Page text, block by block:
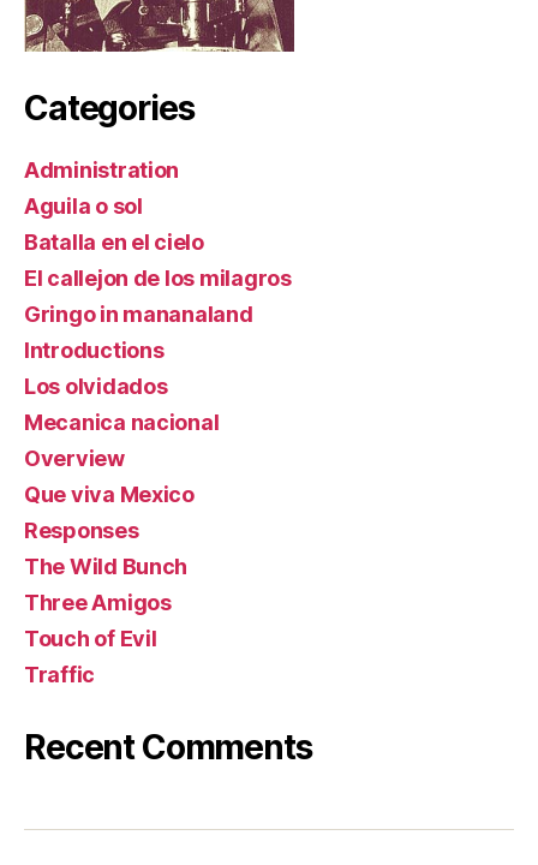
Categories
Administration
Aguila o sol
Batalla en el cielo
El callejon de los milagros
Gringo in mananaland
Introductions
Los olvidados
Mecanica nacional
Overview
Que viva Mexico
Responses
The Wild Bunch
Three Amigos
Touch of Evil
Traffic
Recent Comments